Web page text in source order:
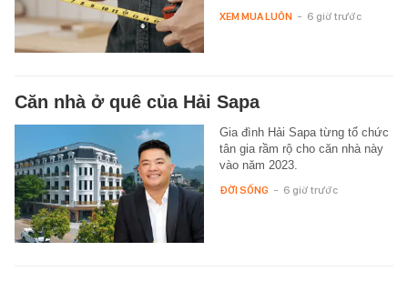
XEM MUA LUÔN - 6 giờ trước
Căn nhà ở quê của Hải Sapa
Gia đình Hải Sapa từng tổ chức
tân gia rầm rộ cho căn nhà này
vào năm 2023.
ĐỜI SỐNG - 6 giờ trước